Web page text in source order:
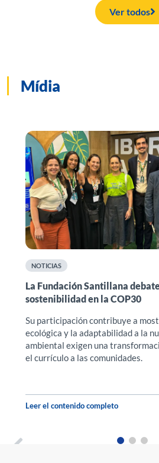
Ver todos
Mídia
NOTICIAS
La Fundación Santillana
sostenibilidad en la COP30
Su participación contribuye a
ecológica y la adaptabilidad a la
ambiental exigen una
el currículo a las comunidades.
Leer el contenido completo